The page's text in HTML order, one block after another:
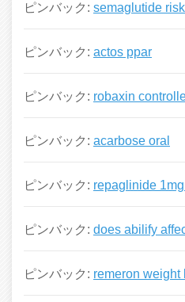
ピンバック: semaglutide
ピンバック: actos ppar
ピンバック: robaxin
ピンバック: acarbose oral
ピンバック: repaglinide
ピンバック: does abilify
ピンバック: remeron weight